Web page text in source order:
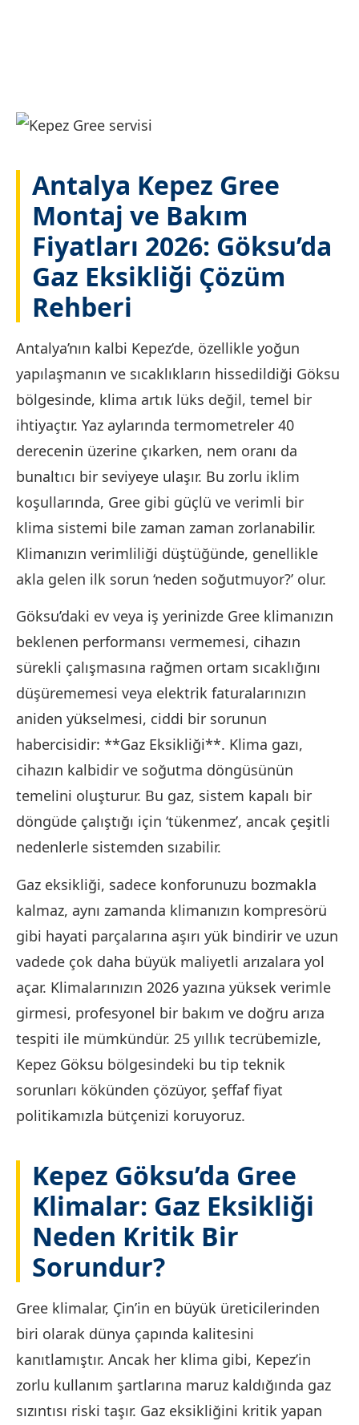
Antalya Kepez Gree
Montaj ve Bakım
Fiyatları 2026: Göksu’da
Gaz Eksikliği Çözüm
Rehberi
Antalya’nın kalbi Kepez’de, özellikle yoğun
yapılaşmanın ve sıcaklıkların hissedildiği Göksu
bölgesinde, klima artık lüks değil, temel bir
ihtiyaçtır. Yaz aylarında termometreler 40
derecenin üzerine çıkarken, nem oranı da
bunaltıcı bir seviyeye ulaşır. Bu zorlu iklim
koşullarında, Gree gibi güçlü ve verimli bir
klima sistemi bile zaman zaman zorlanabilir.
Klimanızın verimliliği düştüğünde, genellikle
akla gelen ilk sorun ‘neden soğutmuyor?’ olur.
Göksu’daki ev veya iş yerinizde Gree klimanızın
beklenen performansı vermemesi, cihazın
sürekli çalışmasına rağmen ortam sıcaklığını
düşürememesi veya elektrik faturalarınızın
aniden yükselmesi, ciddi bir sorunun
habercisidir: **Gaz Eksikliği**. Klima gazı,
cihazın kalbidir ve soğutma döngüsünün
temelini oluşturur. Bu gaz, sistem kapalı bir
döngüde çalıştığı için ‘tükenmez’, ancak çeşitli
nedenlerle sistemden sızabilir.
Gaz eksikliği, sadece konforunuzu bozmakla
kalmaz, aynı zamanda klimanızın kompresörü
gibi hayati parçalarına aşırı yük bindirir ve uzun
vadede çok daha büyük maliyetli arızalara yol
açar. Klimalarınızın 2026 yazına yüksek verimle
girmesi, profesyonel bir bakım ve doğru arıza
tespiti ile mümkündür. 25 yıllık tecrübemizle,
Kepez Göksu bölgesindeki bu tip teknik
sorunları kökünden çözüyor, şeffaf fiyat
politikamızla bütçenizi koruyoruz.
Kepez Göksu’da Gree
Klimalar: Gaz Eksikliği
Neden Kritik Bir
Sorundur?
Gree klimalar, Çin’in en büyük üreticilerinden
biri olarak dünya çapında kalitesini
kanıtlamıştır. Ancak her klima gibi, Kepez’in
zorlu kullanım şartlarına maruz kaldığında gaz
sızıntısı riski taşır. Gaz eksikliğini kritik yapan